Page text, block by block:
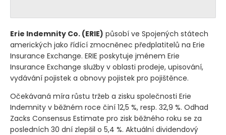
Erie Indemnity Co. (ERIE) působí ve Spojených státech
amerických jako řídící zmocněnec předplatitelů na Erie
Insurance Exchange. ERIE poskytuje jménem Erie
Insurance Exchange služby v oblasti prodeje, upisování,
vydávání pojistek a obnovy pojistek pro pojištěnce.
Očekávaná míra růstu tržeb a zisku společnosti Erie
Indemnity v běžném roce činí 12,5 %, resp. 32,9 %. Odhad
Zacks Consensus Estimate pro zisk běžného roku se za
posledních 30 dní zlepšil o 5,4 %. Aktuální dividendový